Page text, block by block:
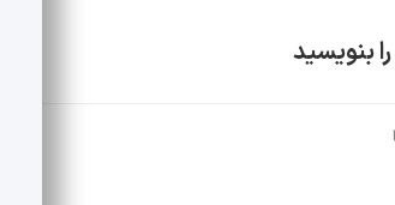
بنویسید